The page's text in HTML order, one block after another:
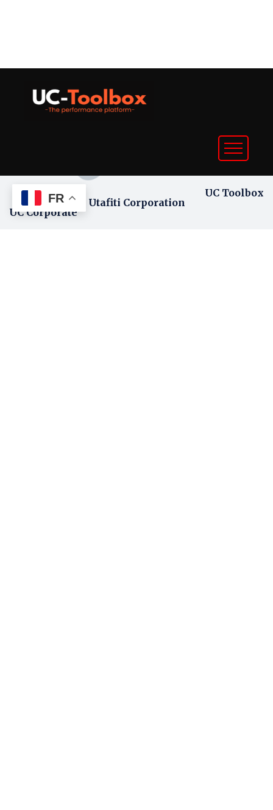
UC Toolbox
Utafiti Corporation
UC Corporate
FR